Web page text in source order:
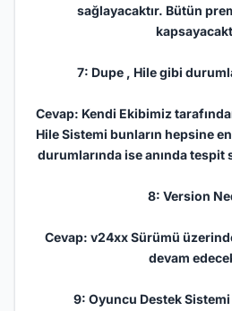
sağlayacaktır. Bütün
7: Dupe , Hile gibi
Cevap: Kendi Ekibimiz
Hile Sistemi bunların hepsine
durumlarında ise anında
8: Version
Cevap: v24xx Sürümü
devam
9: Oyuncu Destek Sistemi